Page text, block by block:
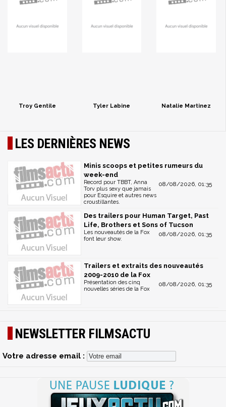
Troy Gentile Tyler Labine Natalie Martinez
LES DERNIÈRES NEWS
Minis scoops et petites rumeurs du
week-end
08/08/2026, 01:35
Record pour TBBT, Anna
Torv plus sexy que jamais
pour Esquire et autres news
croustillantes.
Des trailers pour Human Target, Past
Life, Brothers et Sons of Tucson
08/08/2026, 01:35
Les nouveautés de la Fox
font leur show.
Trailers et extraits des nouveautés
2009-2010 de la Fox
08/08/2026, 01:35
Présentation des cinq
nouvelles séries de la Fox
NEWSLETTER FILMSACTU
Votre adresse email :